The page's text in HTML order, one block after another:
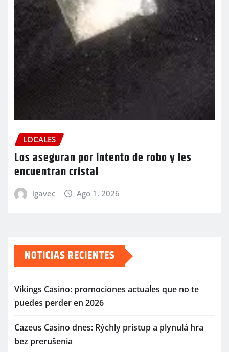
LOCALES
Los aseguran por intento de robo y les
encuentran cristal
igavec Ago 1, 2026
NOTICIAS RECIENTES
Vikings Casino: promociones actuales que no te
puedes perder en 2026
Cazeus Casino dnes: Rýchly prístup a plynulá hra
bez prerušenia